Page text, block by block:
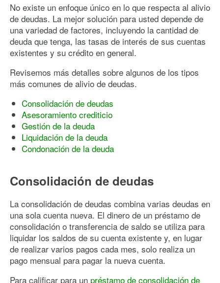
No existe un enfoque único en lo que respecta al alivio
de deudas. La mejor solución para usted depende de
una variedad de factores, incluyendo la cantidad de
deuda que tenga, las tasas de interés de sus cuentas
existentes y su crédito en general.
Revisemos más detalles sobre algunos de los tipos
más comunes de alivio de deudas.
Consolidación de deudas
Asesoramiento crediticio
Gestión de la deuda
Liquidación de la deuda
Condonación de la deuda
Consolidación de deudas
La consolidación de deudas combina varias deudas en
una sola cuenta nueva. El dinero de un préstamo de
consolidación o transferencia de saldo se utiliza para
liquidar los saldos de su cuenta existente y, en lugar
de realizar varios pagos cada mes, solo realiza un
pago mensual para pagar la nueva cuenta.
Para calificar para un préstamo de consolidación de